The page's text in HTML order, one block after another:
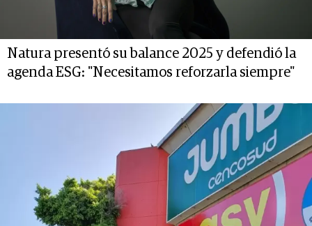
Natura presentó su balance 2025 y defendió la
agenda ESG: "Necesitamos reforzarla siempre"